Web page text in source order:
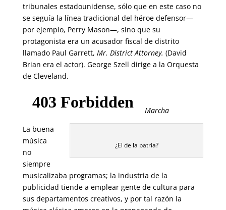
tribunales estadounidense, sólo que en este caso no
se seguía la línea tradicional del héroe defensor—
por ejemplo, Perry Mason—, sino que su
protagonista era un acusador fiscal de distrito
llamado Paul Garrett, Mr. District Attorney. (David
Brian era el actor). George Szell dirige a la Orquesta
de Cleveland.
Marcha
¿El de la patria?
La buena
música
no
siempre
musicalizaba programas; la industria de la
publicidad tiende a emplear gente de cultura para
sus departamentos creativos, y por tal razón la